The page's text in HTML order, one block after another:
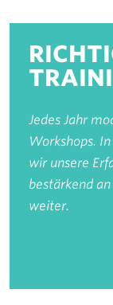
Jedes Jahr
Workshops.
wir unsere
bestärkend
weiter.